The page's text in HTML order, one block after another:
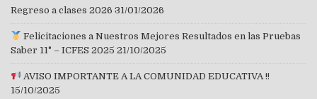
Regreso a clases 2026 31/01/2026
Felicitaciones a Nuestros Mejores Resultados en las Pruebas
Saber 11° – ICFES 2025 21/10/2025
AVISO IMPORTANTE A LA COMUNIDAD EDUCATIVA !!
15/10/2025